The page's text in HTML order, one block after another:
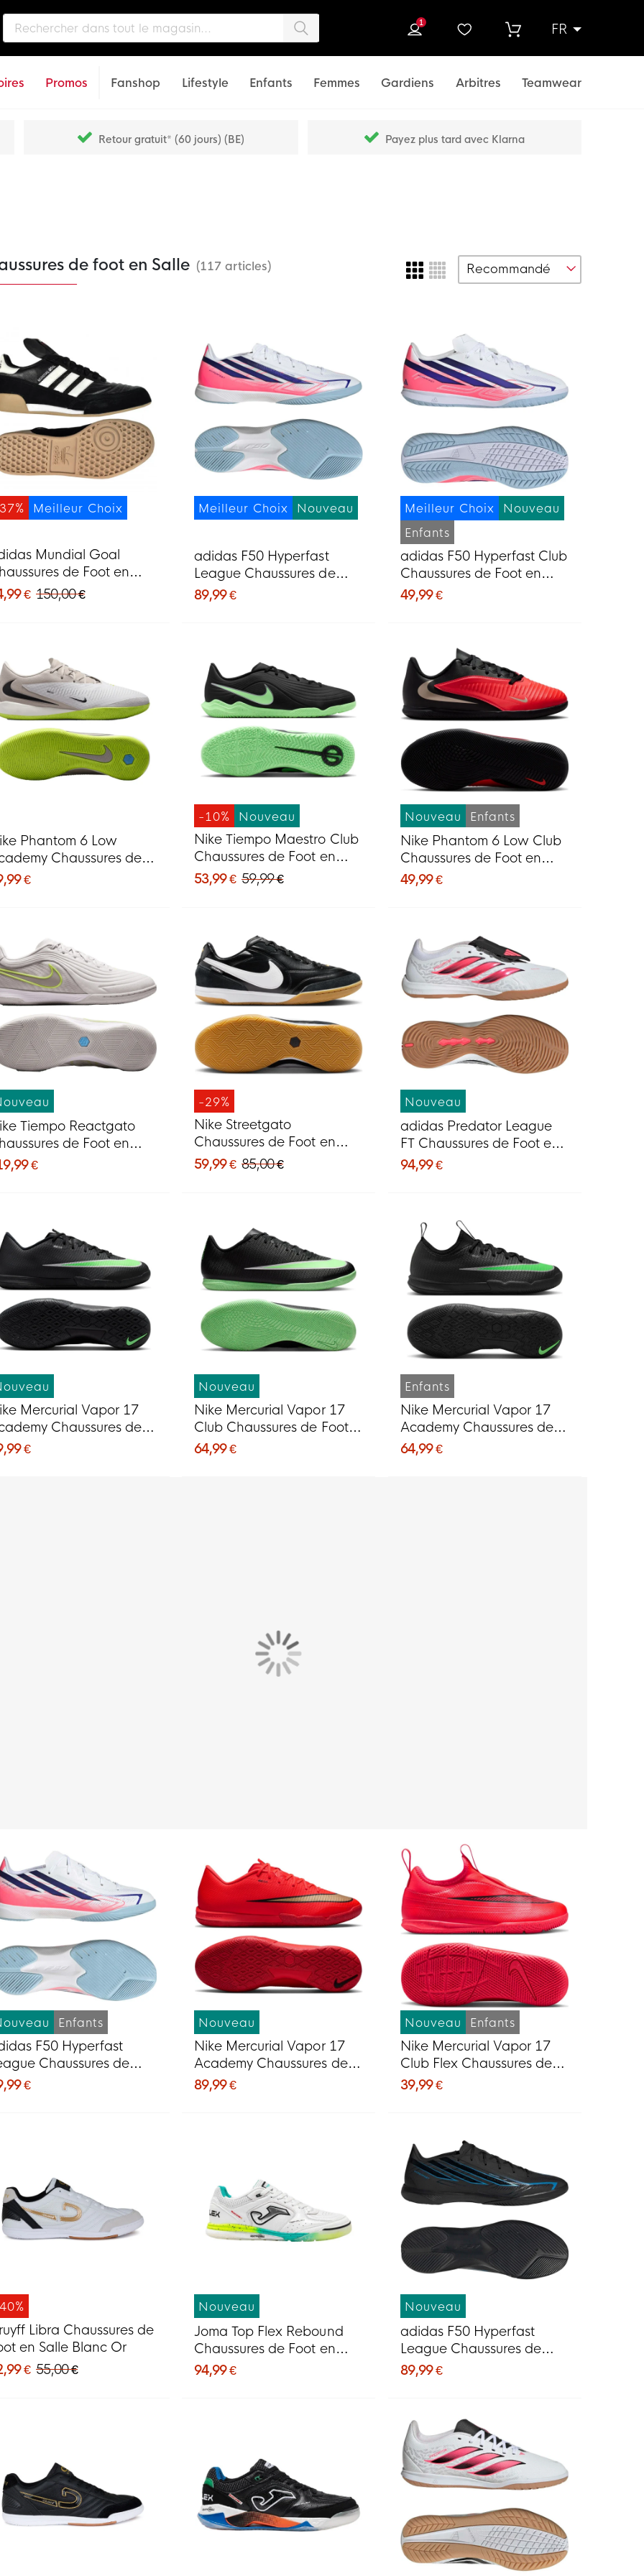
FR
1
Promos Fanshop Lifestyle Enfants Femmes Gardiens Arbitres Teamwear
Retour gratuit* (60 jours) (BE) Payez plus tard avec Klarna
de foot en Salle (117 articles)
Meilleur Choix
Mundial Goal
de Foot en
Noir
€ 150,00 €
Meilleur Choix Nouveau
adidas F50 Hyperfast
League Chaussures de
Foot en Salle (IN) Blanc
89,99 €
Meilleur Choix
Nouveau
Enfants
adidas F50 Hyperfast Club
Chaussures de Foot en
Salle (IN) Blanc Mauve
49,99 €
Phantom 6 Low
Chaussures de
en Salle (IN) Gris Gris
€
-10% Nouveau
Nike Tiempo Maestro Club
Chaussures de Foot en
Salle (IN) Noir Vert Vif Gris
53,99 € 59,99 €
Nouveau Enfants
Nike Phantom 6 Low Club
Chaussures de Foot en
Salle (IN) Enfants Noir
49,99 €
Tiempo Reactgato
de Foot en
(IN) Gris Clair Lime
€
-29%
Nike Streetgato
Chaussures de Foot en
Salle (IN) Noir Blanc
59,99 € 85,00 €
Nouveau
adidas Predator League
FT Chaussures de Foot en
Salle (IN) Blanc Noir Rose
94,99 €
Mercurial Vapor 17
Chaussures de
en Salle (IN) Noir Vert
€
Nouveau
Nike Mercurial Vapor 17
Club Chaussures de Foot
en Salle (IN) Noir Vert Vif
64,99 €
Enfants
Nike Mercurial Vapor 17
Academy Chaussures de
Foot en Salle (IN) Enfants
64,99 €
Enfants
F50 Hyperfast
Chaussures de
en Salle (IN) Enfants
€
Nouveau
Nike Mercurial Vapor 17
Academy Chaussures de
Foot en Salle (IN) Rouge
89,99 €
Nouveau Enfants
Nike Mercurial Vapor 17
Club Flex Chaussures de
Foot en Salle (IN) Enfants
39,99 €
Libra Chaussures de
en Salle Blanc Or
€ 55,00 €
Nouveau
Joma Top Flex Rebound
Chaussures de Foot en
Salle (IN) Blanc Gris
94,99 €
Nouveau
adidas F50 Hyperfast
League Chaussures de
Foot en Salle (IN) Noir Noir
89,99 €